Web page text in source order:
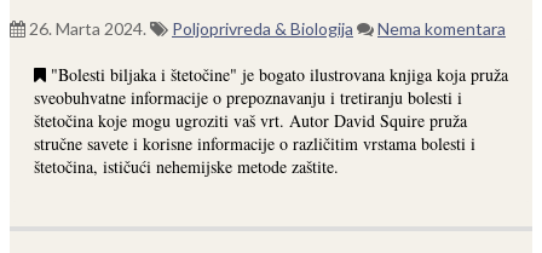
26. Marta 2024. Poljoprivreda & Biologija Nema komentara
"Bolesti biljaka i štetočine" je bogato ilustrovana knjiga koja pruža
sveobuhvatne informacije o prepoznavanju i tretiranju bolesti i
štetočina koje mogu ugroziti vaš vrt. Autor David Squire pruža
stručne savete i korisne informacije o različitim vrstama bolesti i
štetočina, ističući nehemijske metode zaštite.